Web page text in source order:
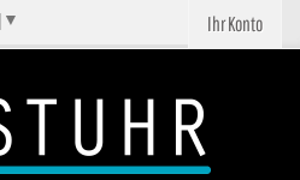
Ihr Konto
▼